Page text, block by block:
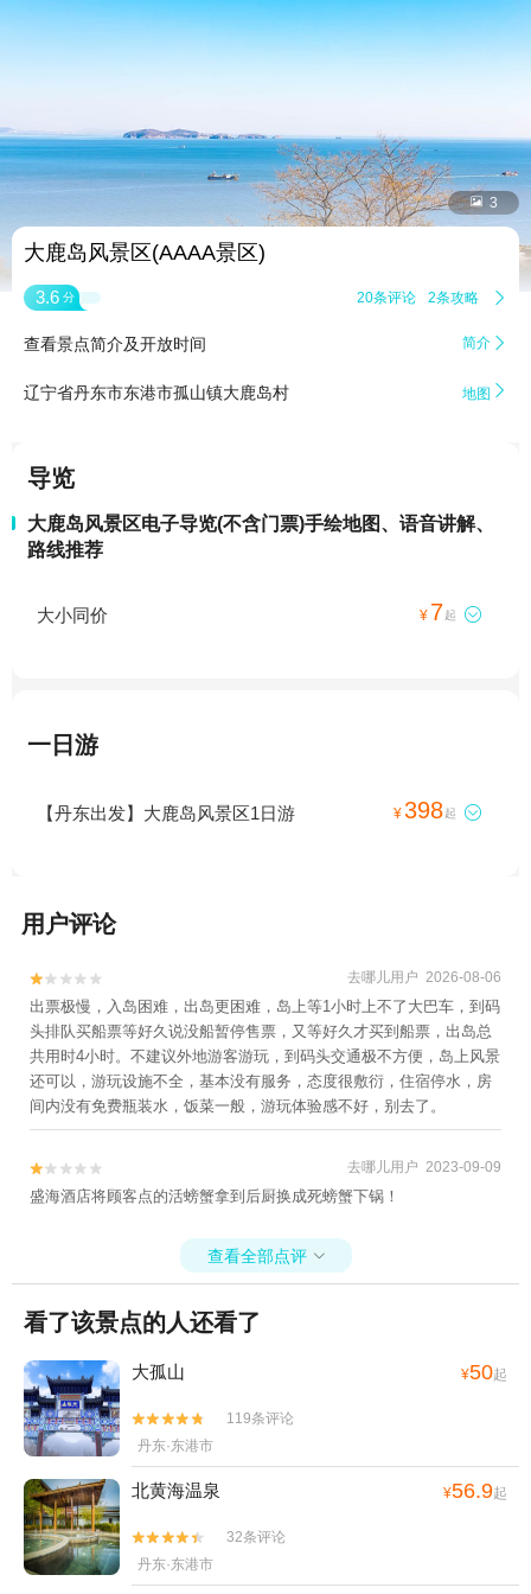
 3
大鹿岛风景区(AAAA景区)
3.6 分 20条评论 2条攻略 
查看景点简介及开放时间 简介 
辽宁省丹东市东港市孤山镇大鹿岛村 地图 
导览
大鹿岛风景区电子导览(不含门票)手绘地图、语音讲解、
路线推荐
大小同价 ¥ 7起 
一日游
【丹东出发】大鹿岛风景区1日游 ¥398起 
用户评论

 去哪儿用户 2026-08-06
出票极慢，入岛困难，出岛更困难，岛上等1小时上不了大巴车，到码
头排队买船票等好久说没船暂停售票，又等好久才买到船票，出岛总
共用时4小时。不建议外地游客游玩，到码头交通极不方便，岛上风景
还可以，游玩设施不全，基本没有服务，态度很敷衍，住宿停水，房
间内没有免费瓶装水，饭菜一般，游玩体验感不好，别去了。

 去哪儿用户 2023-09-09
盛海酒店将顾客点的活螃蟹拿到后厨换成死螃蟹下锅！
查看全部点评 
看了该景点的人还看了
大孤山 ¥50起


119条评论
丹东·东港市
北黄海温泉 ¥56.9起


32条评论
丹东·东港市